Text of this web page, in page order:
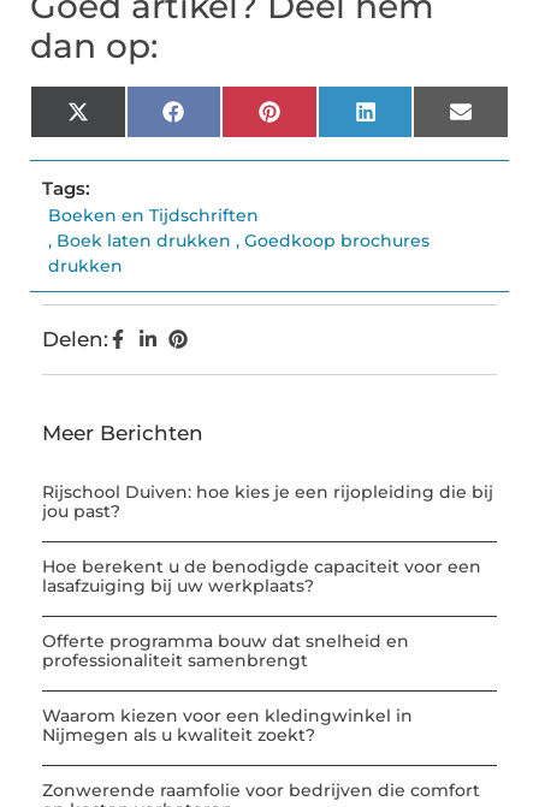
dan op:
X
(Twitter)
FacebookPinterestLinkedInEmail
Tags:
Boeken en Tijdschriften
, Boek laten drukken , Goedkoop brochures
drukken
Delen:
Meer Berichten
Rijschool Duiven: hoe kies je een rijopleiding die bij
jou past?
Hoe berekent u de benodigde capaciteit voor een
lasafzuiging bij uw werkplaats?
Offerte programma bouw dat snelheid en
professionaliteit samenbrengt
Waarom kiezen voor een kledingwinkel in
Nijmegen als u kwaliteit zoekt?
Zonwerende raamfolie voor bedrijven die comfort